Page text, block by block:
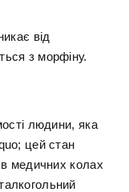
від
з морфіну.
людини, яка
цей стан
в медичних колах